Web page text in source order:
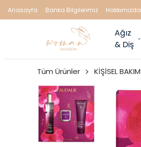
Anasayfa Banka Bilgilerimiz Hakkımızda
Ağız
& Diş
Tüm Ürünler KİŞİSEL BAKIM